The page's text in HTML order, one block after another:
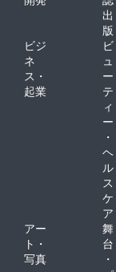
出
版
ビジ
ネ
ス・
起業
ビ
ュ
ー
テ
ィ
ー
・
ヘ
ル
ス
ケ
ア
アー
ト・
写真
舞
台
・